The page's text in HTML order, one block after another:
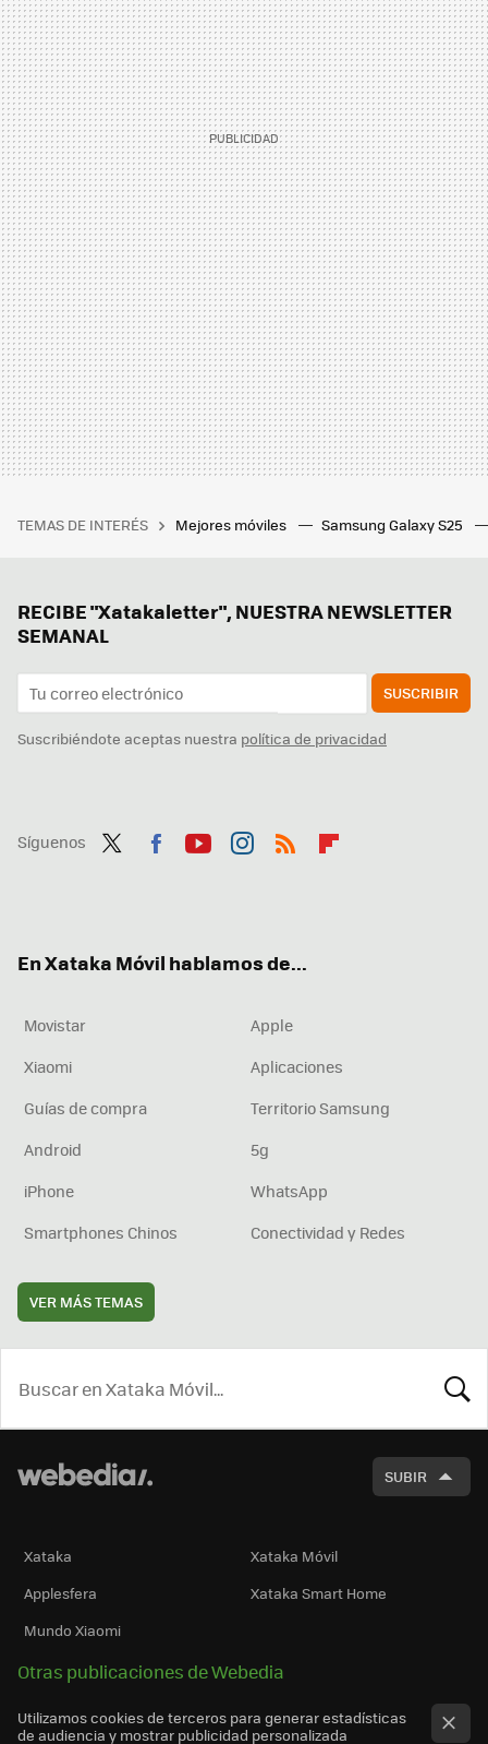
TEMAS DE INTERÉS Mejores móviles Samsung Galaxy S25
RECIBE "Xatakaletter", NUESTRA NEWSLETTER
SEMANAL
SUSCRIBIR
Suscribiéndote aceptas nuestra política de privacidad
Síguenos
En Xataka Móvil hablamos de...
Movistar
Apple
Xiaomi
Aplicaciones
Guías de compra
Territorio Samsung
Android
5g
iPhone
WhatsApp
Smartphones Chinos
Conectividad y Redes
VER MÁS TEMAS
SUBIR
Xataka
Xataka Móvil
Applesfera
Xataka Smart Home
Mundo Xiaomi
Otras publicaciones de Webedia
Utilizamos cookies de terceros para generar estadísticas
de audiencia y mostrar publicidad personalizada